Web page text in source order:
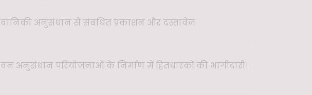
वानिकी अनुसंधान से संबंधित प्रकाशन और दस्तावेज
वन अनुसंधान परियोजनाओं के निर्माण में हितधारकों की भागीदारी।